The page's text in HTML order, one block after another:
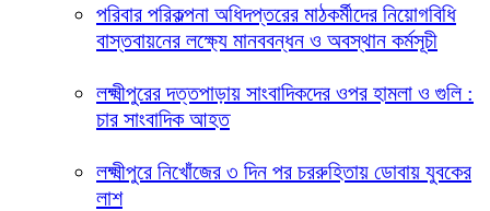
পরিবার পরিকল্পনা অধিদপ্তরের মাঠকর্মীদের নিয়োগবিধি
বাস্তবায়নের লক্ষ্যে মানববন্ধন ও অবস্থান কর্মসূচী
লক্ষ্মীপুরের দত্তপাড়ায় সাংবাদিকদের ওপর হামলা ও গুলি :
চার সাংবাদিক আহত
লক্ষ্মীপুরে নিখোঁজের ৩ দিন পর চররুহিতায় ডোবায় যুবকের
লাশ